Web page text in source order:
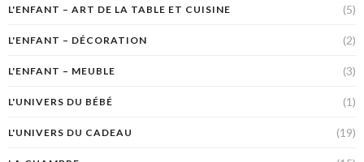
L'ENFANT – ART DE LA TABLE ET CUISINE (5)
L'ENFANT – DÉCORATION (2)
L'ENFANT – MEUBLE (3)
L'UNIVERS DU BÉBÉ (1)
L'UNIVERS DU CADEAU (19)